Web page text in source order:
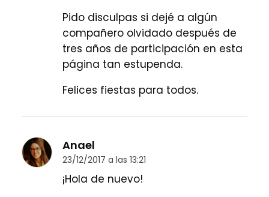
Pido disculpas si dejé a algún
compañero olvidado después de
tres años de participación en esta
página tan estupenda.
Felices fiestas para todos.
Anael
23/12/2017 a las 13:21
¡Hola de nuevo!